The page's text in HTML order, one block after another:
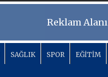
Reklam Alanı
SAĞLIK SPOR EĞİTİM